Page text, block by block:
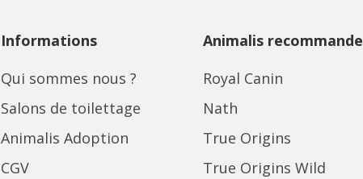
Informations
Qui sommes nous ?
Salons de toilettage
Animalis Adoption
CGV
Animalis recommande
Royal Canin
Nath
True Origins
True Origins Wild